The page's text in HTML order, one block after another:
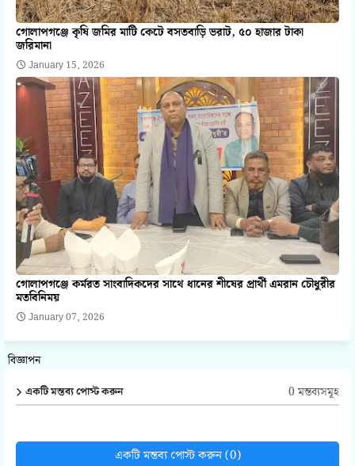
গোলাপগঞ্জে কৃষি জমির মাটি কেটে বসতবাড়ি ভরাট, ৫০ হাজার টাকা
জরিমানা
January 15, 2026
গোলাপগঞ্জে কর্মরত সাংবাদিকদের সাথে ধানের শীষের প্রার্থী এমরান চৌধুরীর
মতবিনিময়
January 07, 2026
বিজ্ঞাপন
একটি মন্তব্য পোস্ট করুন 0 মন্তব্যসমূহ
একটি মন্তব্য পোস্ট করুন (0)